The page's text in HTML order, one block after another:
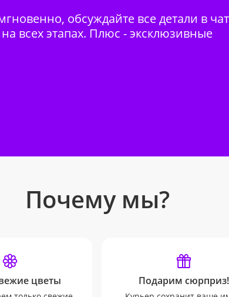
обсуждайте все детали в
всех этапах. Плюс - эксклюзивные
Почему мы?
цветы Подарим сюрприз!